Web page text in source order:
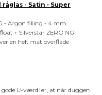
- Satin - Super
- Argon filling - 4 mm
+ Silverstar ZERO NG
en helt mat overflade
gode U-værdi er, at når duggen